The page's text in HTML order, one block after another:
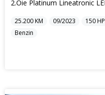
25.200KM 09/2023 150HP
Benzin